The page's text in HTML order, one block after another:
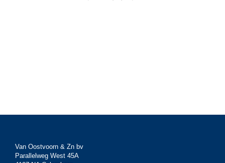
Van Oostvoorn & Zn bv
Parallelweg West 45A